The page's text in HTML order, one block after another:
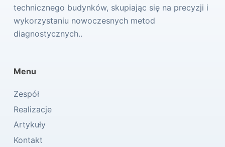
technicznego budynków, skupiając się na precyzji i
wykorzystaniu nowoczesnych metod
diagnostycznych..
Menu
Zespół
Realizacje
Artykuły
Kontakt